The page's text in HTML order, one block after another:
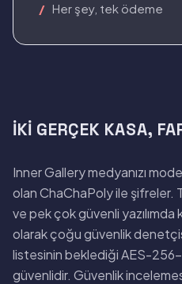
Her şey, tek ödeme
İKI GERÇEK KASA,
Inner Gallery medyanızı
olan ChaChaPoly ile şifreler.
ve pek çok güvenli yazılımda
olarak çoğu güvenlik
listesinin beklediği AES-256-
güvenlidir. Güvenlik